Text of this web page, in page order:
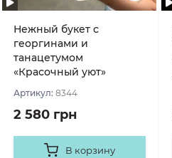
Нежный букет с
георгинами и
танацетумом
«Красочный уют»
Артикул: 8344
2 580 грн
В корзину